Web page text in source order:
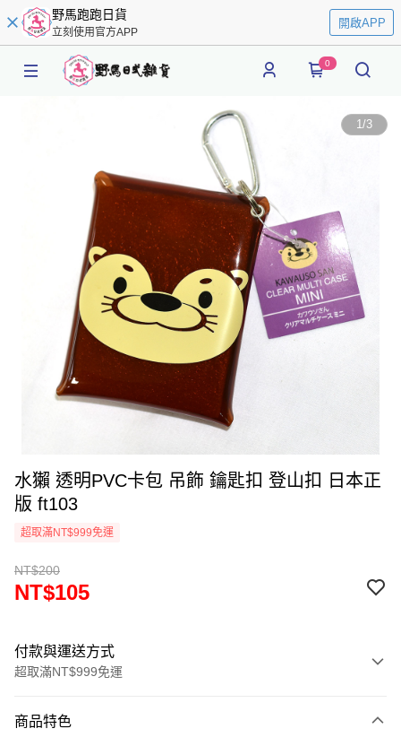
野馬跑跑日貨
立刻使用官方APP
開啟APP
0
1/3
水獺 透明PVC卡包 吊飾 鑰匙扣 登山扣 日本正
版 ft103
超取滿NT$999免運
NT$200
NT$105
付款與運送方式
超取滿NT$999免運
信用卡一次付款
商品特色